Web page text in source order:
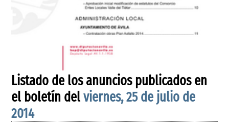
Listado de los anuncios publicados en
el boletín delviernes, 25 de julio de
2014